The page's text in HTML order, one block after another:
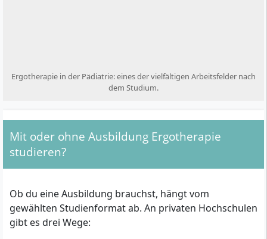
Ergotherapie in der Pädiatrie: eines der vielfältigen Arbeitsfelder nach
dem Studium.
Mit oder ohne Ausbildung Ergotherapie
studieren?
Ob du eine Ausbildung brauchst, hängt vom
gewählten Studienformat ab. An privaten Hochschulen
gibt es drei Wege: